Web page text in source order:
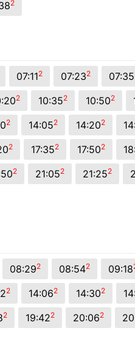
2
07:112 07:232 07:35
2 10:352 10:502
2 14:052 14:202
2 17:352 17:502
2 21:052 21:252
08:292 08:542 09:18
2 14:062 14:302
2 19:422 20:062